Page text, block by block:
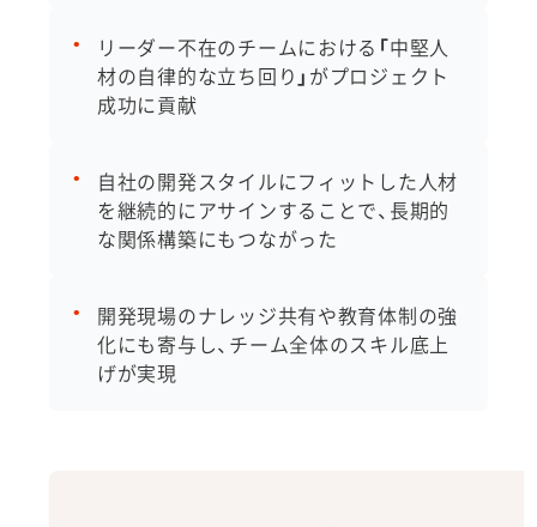
リーダー不在のチームにおける 「中堅人
材の自律的な立ち回り 」 がプロジェクト
成功に貢献
自社の開発スタイルにフィットした人材
を継続的にアサインすることで、長期的
な関係構築にもつながった
開発現場のナレッジ共有や教育体制の強
化にも寄与し、チーム全体のスキル底上
げが実現